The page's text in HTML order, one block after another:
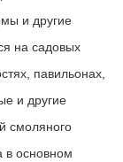
и другие
на садовых
павильонах,
и другие
смоляного
в основном